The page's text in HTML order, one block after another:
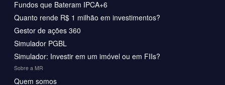
Fundos que Bateram IPCA+6
Quanto rende R$ 1 milhão em investimentos?
Gestor de ações 360
Simulador PGBL
Simulador: Investir em um imóvel ou em FIIs?
Sobre a MR
Quem somos